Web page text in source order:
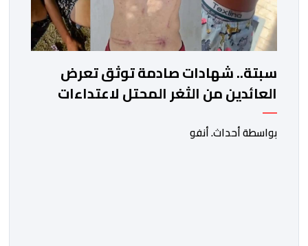
سبتة.. شهادات صادمة توثق تعرض
العائدين من الثغر المحتل لاعتداءات
جسيمة من قبل الحرس المدني
الاسباني
بواسطة أحداث. أنفو